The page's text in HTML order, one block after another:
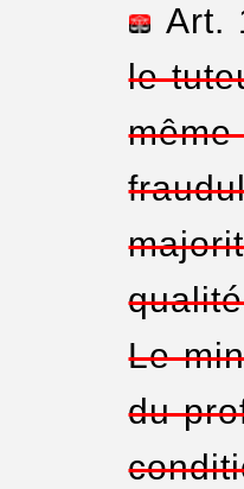
Art.
le
Le
du